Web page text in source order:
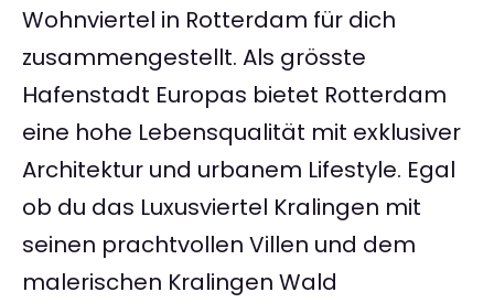
Wohnviertel in Rotterdam für dich
zusammengestellt. Als grösste
Hafenstadt Europas bietet Rotterdam
eine hohe Lebensqualität mit exklusiver
Architektur und urbanem Lifestyle. Egal
ob du das Luxusviertel Kralingen mit
seinen prachtvollen Villen und dem
malerischen Kralingen Wald